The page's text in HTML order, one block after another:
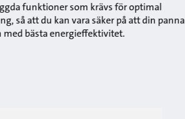
funktioner som krävs för optimal
så att du kan vara säker på att din panna
med bästa energieffektivitet.